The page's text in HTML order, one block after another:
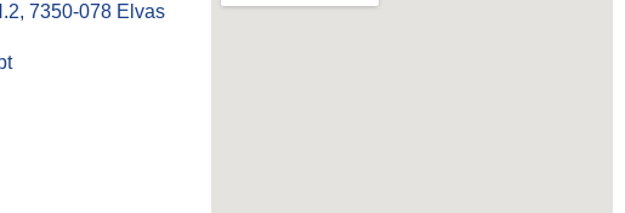
7350-078 Elvas